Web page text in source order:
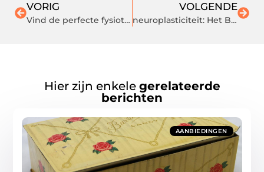
VORIG
Vind de perfecte fysiotherapeut in Arnhem: Tips en veelgestelde vragen
VOLGENDE
neuroplasticiteit: Het Brein in Beweging
Hier zijn enkele gerelateerde
berichten
AANBIEDINGEN